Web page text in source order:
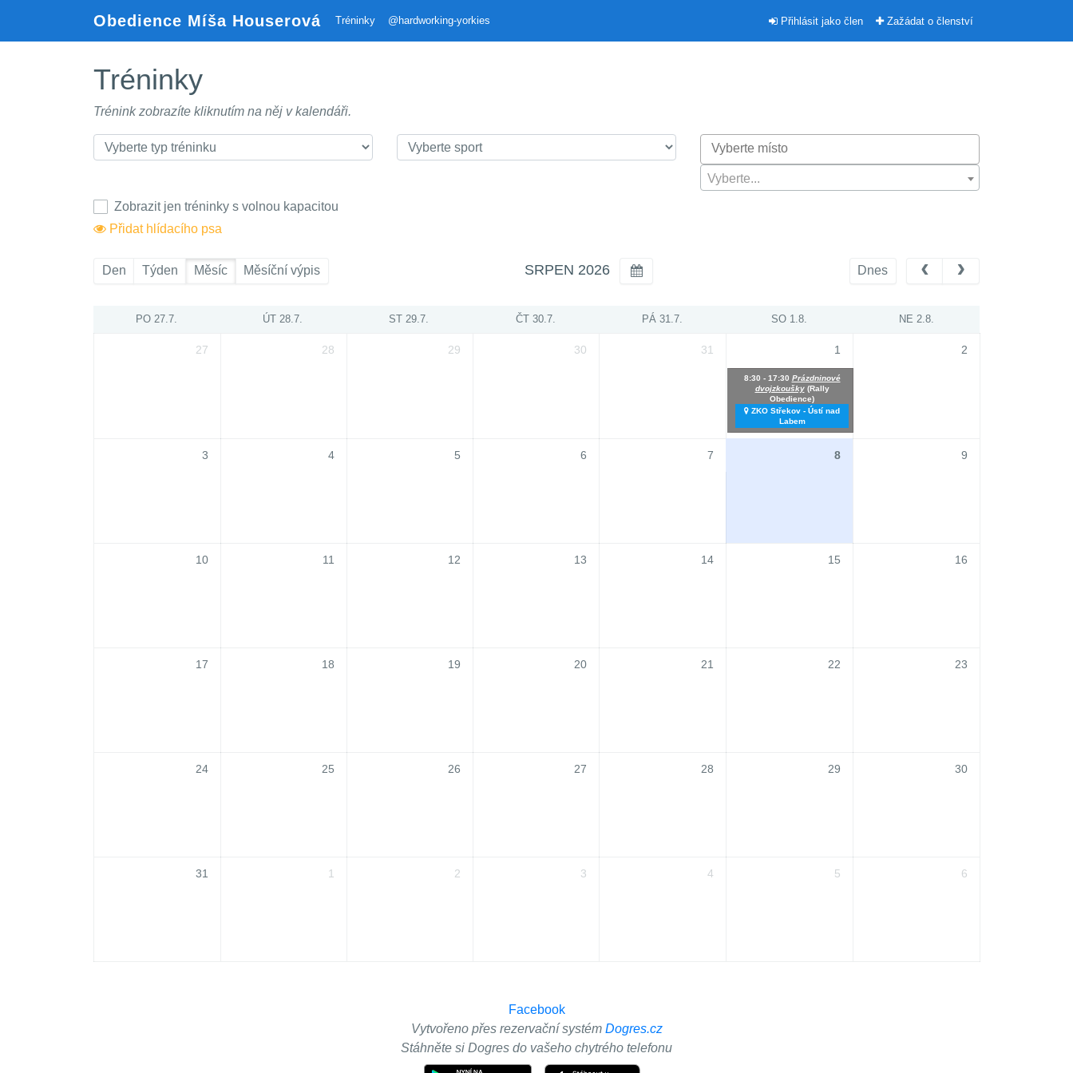
Obedience Míša Houserová Tréninky @hardworking-yorkies Přihlásit jako člen Zažádat o členství
Tréninky
Trénink zobrazíte kliknutím na něj v kalendáři.
Vyberte...
Zobrazit jen tréninky s volnou kapacitou
Přidat hlídacího psa
Den Týden Měsíc Měsíční výpis Dnes
SRPEN 2026
PO 27.7. ÚT 28.7. ST 29.7. ČT 30.7. PÁ 31.7. SO 1.8. NE 2.8.
27 28 29 30 31 1 2
8:30 - 17:30 Prázdninové
dvojzkoušky(Rally
Obedience)
ZKO Střekov - Ústí nad
Labem
3 4 5 6 7 8 9
10 11 12 13 14 15 16
17 18 19 20 21 22 23
24 25 26 27 28 29 30
31 1 2 3 4 5 6
Facebook
Vytvořeno přes rezervační systém Dogres.cz
Stáhněte si Dogres do vašeho chytrého telefonu